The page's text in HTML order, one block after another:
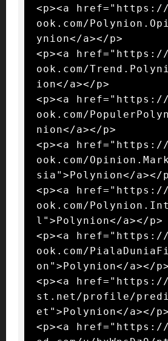
<p><a href="https://
ook.com/
ynion</a></p>
<p><a href="https://
ook.com/
ion</a></p>
<p><a href="https://
ook.com/
nion</a></p>
<p><a href="https://
ook.com/
sia">Polynion</a></
<p><a href="https://
ook.com/
l">Polynion</a></p>
<p><a href="https://
ook.com/
on">Polynion</a></p>
<p><a href="https://
st.net/profile/
et">Polynion</a></p>
<p><a href="https://